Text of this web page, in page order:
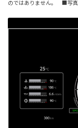
のではありません。 ■写真